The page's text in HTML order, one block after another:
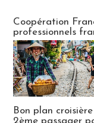
Coopération
professionnels
Bon plan
2ème passager